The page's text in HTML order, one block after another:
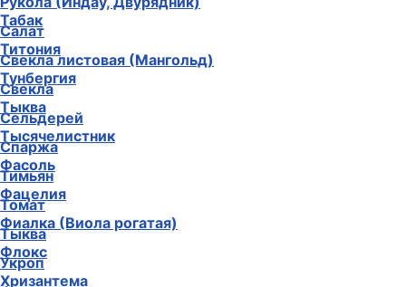
Табак
Титония
Тунбергия
Тыква
Тысячелистник
Фасоль
Фацелия
Фиалка (Виола рогатая)
Флокс
Хризантема
Салат
Свекла листовая (Мангольд)
Свекла
Сельдерей
Спаржа
Тимьян
Томат
Тыква
Укроп